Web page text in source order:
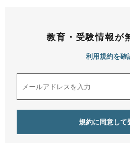
教育・受験情報が
利用規約を確